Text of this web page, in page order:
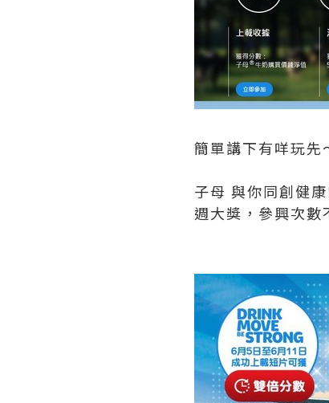
簡單講下有咩玩先
子母 與你同創健
週大獎，參興次數